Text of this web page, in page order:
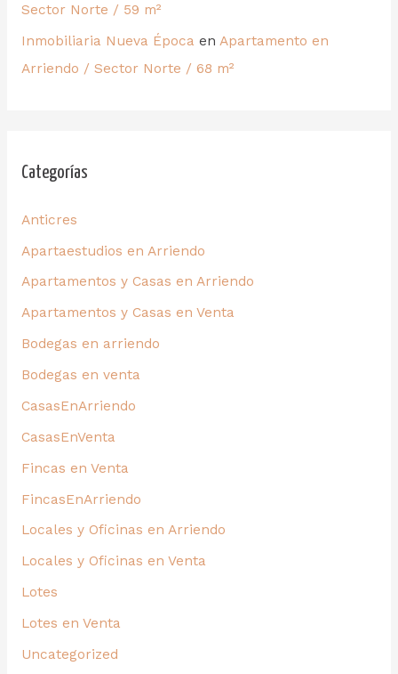
Sector Norte / 59 m²
Inmobiliaria Nueva Época en Apartamento en
Arriendo / Sector Norte / 68 m²
Categorías
Anticres
Apartaestudios en Arriendo
Apartamentos y Casas en Arriendo
Apartamentos y Casas en Venta
Bodegas en arriendo
Bodegas en venta
CasasEnArriendo
CasasEnVenta
Fincas en Venta
FincasEnArriendo
Locales y Oficinas en Arriendo
Locales y Oficinas en Venta
Lotes
Lotes en Venta
Uncategorized